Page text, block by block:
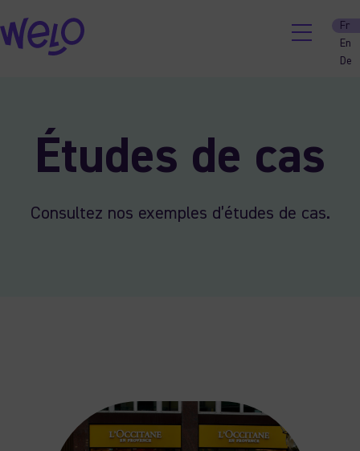
content
Fr
En
De
Études de cas
Consultez nos exemples d’études de cas.